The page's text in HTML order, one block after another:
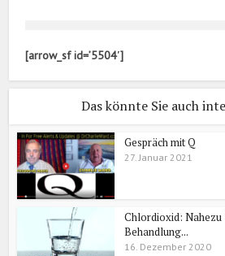
[arrow_sf id=’5504′]
Das könnte Sie auch
Gespräch mit Q
27. Januar 2021
Chlordioxid: Nahezu
Behandlung...
16. Dezember 2020